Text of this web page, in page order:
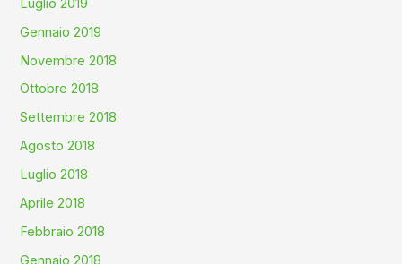
Luglio 2019
Gennaio 2019
Novembre 2018
Ottobre 2018
Settembre 2018
Agosto 2018
Luglio 2018
Aprile 2018
Febbraio 2018
Gennaio 2018